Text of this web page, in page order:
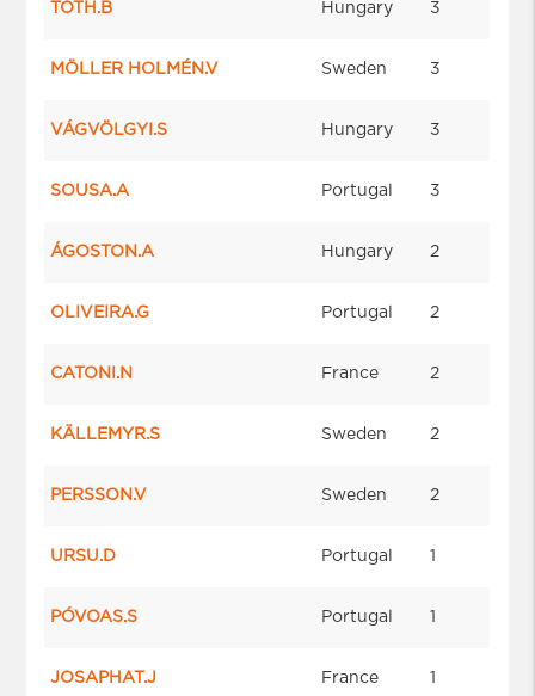
TÓTH.B Hungary 3
MÖLLER HOLMÉN.V Sweden 3
VÁGVÖLGYI.S Hungary 3
SOUSA.A Portugal 3
ÁGOSTON.A Hungary 2
OLIVEIRA.G Portugal 2
CATONI.N France 2
KÄLLEMYR.S Sweden 2
PERSSON.V Sweden 2
URSU.D Portugal 1
PÓVOAS.S Portugal 1
JOSAPHAT.J France 1